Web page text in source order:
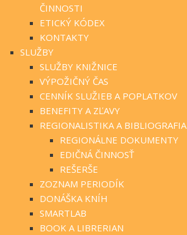
ČINNOSTI
ETICKÝ KÓDEX
KONTAKTY
SLUŽBY
SLUŽBY KNIŽNICE
VÝPOŽIČNÝ ČAS
CENNÍK SLUŽIEB A POPLATKOV
BENEFITY A ZĽAVY
REGIONALISTIKA A BIBLIOGRAFIA
REGIONÁLNE DOKUMENTY
EDIČNÁ ČINNOSŤ
REŠERŠE
ZOZNAM PERIODÍK
DONÁŠKA KNÍH
SMARTLAB
BOOK A LIBRERIAN